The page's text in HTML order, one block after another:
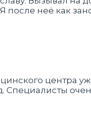
после неё как
центра
Специалисты